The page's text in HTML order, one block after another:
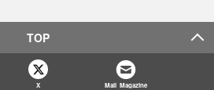
TOP
X Mail Magazine